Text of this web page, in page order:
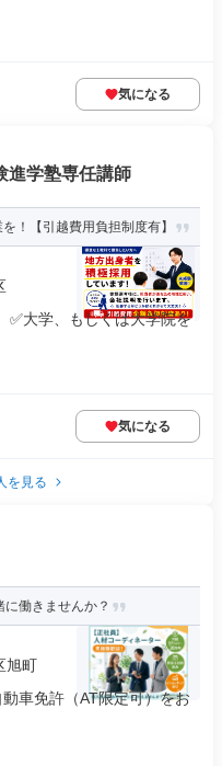
気になる
進学塾専任講師
！【引越費用負担制度有】
✅大学、もしくは大学院を
気になる
を見る
働きませんか？
旭町
車免許（AT限定可）をお